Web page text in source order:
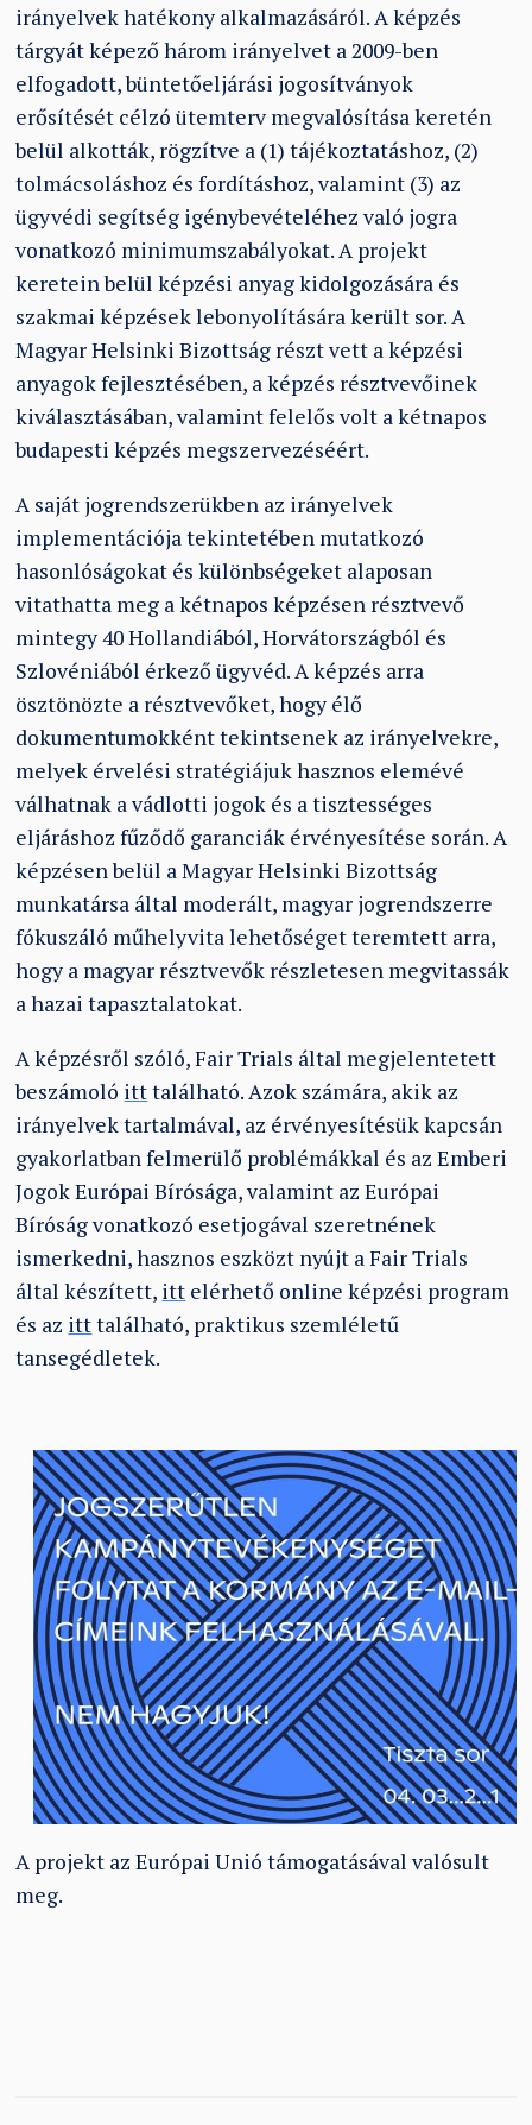
irányelvek hatékony alkalmazásáról. A képzés
tárgyát képező három irányelvet a 2009-ben
elfogadott, büntetőeljárási jogosítványok
erősítését célzó ütemterv megvalósítása keretén
belül alkották, rögzítve a (1) tájékoztatáshoz, (2)
tolmácsoláshoz és fordításhoz, valamint (3) az
ügyvédi segítség igénybevételéhez való jogra
vonatkozó minimumszabályokat. A projekt
keretein belül képzési anyag kidolgozására és
szakmai képzések lebonyolítására került sor. A
Magyar Helsinki Bizottság részt vett a képzési
anyagok fejlesztésében, a képzés résztvevőinek
kiválasztásában, valamint felelős volt a kétnapos
budapesti képzés megszervezéséért.
A saját jogrendszerükben az irányelvek
implementációja tekintetében mutatkozó
hasonlóságokat és különbségeket alaposan
vitathatta meg a kétnapos képzésen résztvevő
mintegy 40 Hollandiából, Horvátországból és
Szlovéniából érkező ügyvéd. A képzés arra
ösztönözte a résztvevőket, hogy élő
dokumentumokként tekintsenek az irányelvekre,
melyek érvelési stratégiájuk hasznos elemévé
válhatnak a vádlotti jogok és a tisztességes
eljáráshoz fűződő garanciák érvényesítése során. A
képzésen belül a Magyar Helsinki Bizottság
munkatársa által moderált, magyar jogrendszerre
fókuszáló műhelyvita lehetőséget teremtett arra,
hogy a magyar résztvevők részletesen megvitassák
a hazai tapasztalatokat.
A képzésről szóló, Fair Trials által megjelentetett
beszámoló itttalálható. Azok számára, akik az
irányelvek tartalmával, az érvényesítésük kapcsán
gyakorlatban felmerülő problémákkal és az Emberi
Jogok Európai Bírósága, valamint az Európai
Bíróság vonatkozó esetjogával szeretnének
ismerkedni, hasznos eszközt nyújt a Fair Trials
által készített, itt elérhető online képzési program
és az itttalálható, praktikus szemléletű
tansegédletek.
A projekt az Európai Unió támogatásával valósult
meg.